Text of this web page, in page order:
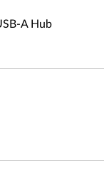
A Hub